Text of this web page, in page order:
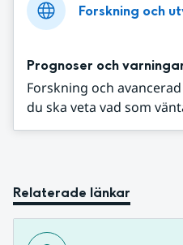
Forskning och
Prognoser och
Forskning och
du ska veta vad som
Relaterade länkar